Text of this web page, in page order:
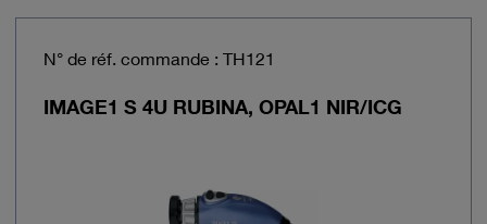
N° de réf. commande : TH121
IMAGE1 S 4U RUBINA, OPAL1 NIR/ICG